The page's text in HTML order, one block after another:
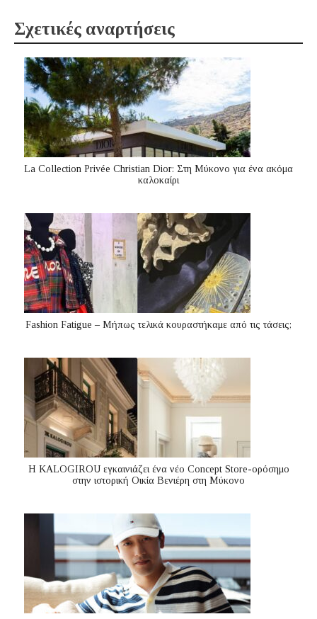
Σχετικές αναρτήσεις
La Collection Privée Christian Dior: Στη Μύκονο για ένα ακόμα
καλοκαίρι
Fashion Fatigue – Μήπως τελικά κουραστήκαμε από τις τάσεις;
Η KALOGIROU εγκαινιάζει ένα νέο Concept Store-ορόσημο
στην ιστορική Οικία Βενιέρη στη Μύκονο